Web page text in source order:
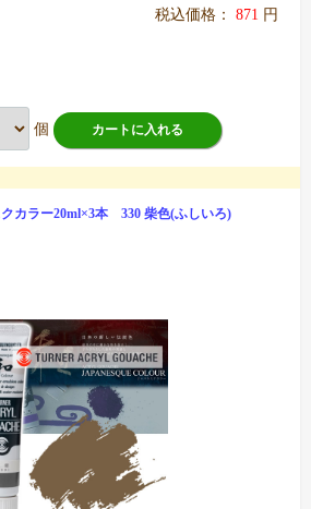
税込価格： 871 円
個 カートに入れる
カラー20ml×3本 330 柴色(ふしいろ)